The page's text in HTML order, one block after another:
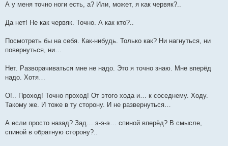
А у меня точно ноги есть, а? Или, может, я как червяк?..
Да нет! Не как червяк. Точно. А как кто?..
Посмотреть бы на себя. Как-нибудь. Только как? Ни нагнуться, ни
повернуться, ни…
Нет. Разворачиваться мне не надо. Это я точно знаю. Мне вперёд
надо. Хотя…
О!.. Проход! Точно проход! От этого хода и… к соседнему. Ходу.
Такому же. И тоже в ту сторону. И не развернуться…
А если просто назад? Зад… э-э-э… спиной вперёд? В смысле,
спиной в обратную сторону?..